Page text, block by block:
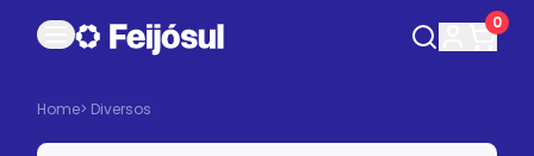
0
Home> Diversos